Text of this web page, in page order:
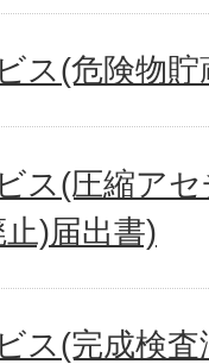
ス(危険物
ス(圧縮ア
)届出書)
ス(完成検